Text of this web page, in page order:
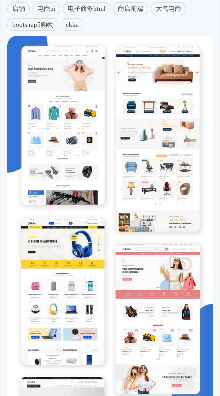
店铺 电商ui 电子商务html 商店前端 大气电商
bootstrap5购物 ekka